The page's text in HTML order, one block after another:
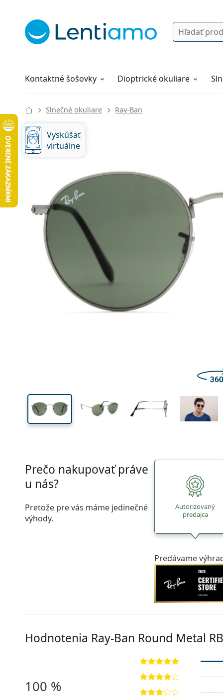
Vyhľadávanie
Kontaktné šošovky
Roztoky Dioptrické okuliare
Všetko o nákupe
Slnečné okuliare Ray-Ban
47 mm
Výška očnice
50 mm
Šírka očnice
Vyskúšať
virtuálne
Prečo nakupovať práve
u nás?
Pretože pre vás máme jedinečné
výhody.
Autorizovaný
predajca
Predávame
Hodnotenia Ray-Ban Round Metal
100 %